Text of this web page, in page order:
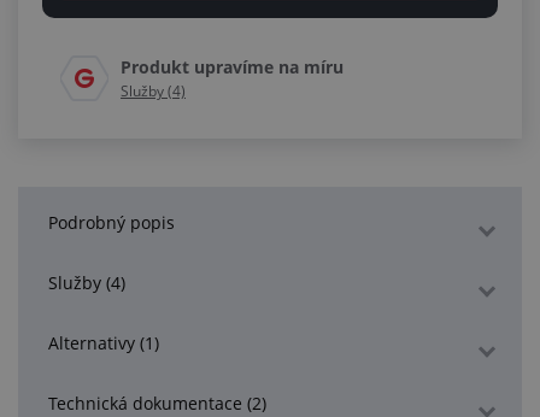
Produkt upravíme na míru
Služby (4)
Podrobný popis
Služby (4)
Alternativy (1)
Technická dokumentace (2)